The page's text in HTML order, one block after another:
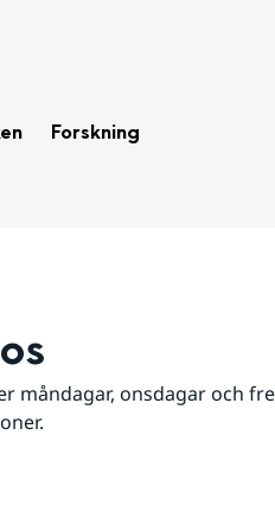
Forskning
måndagar, onsdagar och